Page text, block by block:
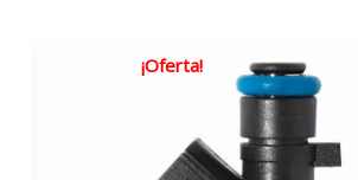
¡Oferta!